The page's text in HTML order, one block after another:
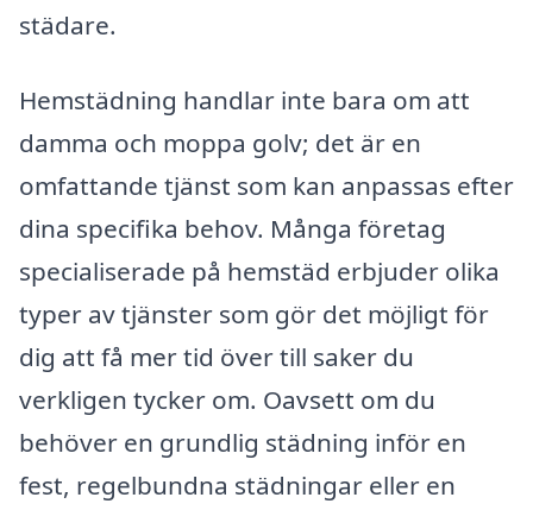
städare.
Hemstädning handlar inte bara om att
damma och moppa golv; det är en
omfattande tjänst som kan anpassas efter
dina specifika behov. Många företag
specialiserade på hemstäd erbjuder olika
typer av tjänster som gör det möjligt för
dig att få mer tid över till saker du
verkligen tycker om. Oavsett om du
behöver en grundlig städning inför en
fest, regelbundna städningar eller en